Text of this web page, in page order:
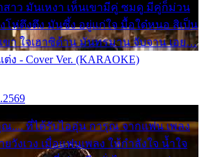
สาว มันเหงา เห็นเขามีคู่ ซมดู มีคู่ก็ม่วน
โห่ตึงตึง มันซึ้ง อยู่แก่ใจ มื้อใด๋หนอ สิเป็น
ขา ใจเฮาซิด้าน มันทรมาน จับจาน เอย…
ง - Cover Ver. (KARAOKE)
.... ที่ได้รับไออุ่น การุณ จากแฟน เพลง
วังเวง เมื่อแฟนเพลง ให้กำลังใจ น้ำใจ